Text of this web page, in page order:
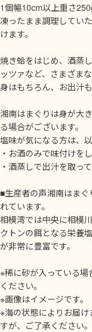
1個幅10cm以上重さ
凍ったまま調理してい
けます。
焼き蛤をはじめ、酒蒸
ッツァなど、さまざま
身はもちろん、お出汁
湘南はまぐりは身が大
る場合がございます。
塩味が気になる方は、
・お酒のみで味付けを
・酒蒸しで出汁を取っ
■生産者の声湘南はま
れています。
相模湾では中央に相模
クトンの餌となる栄養
が非常に豊富です。
※稀に砂が入っている
ください。
※画像はイメージです。
※海の状態によりお届
すが、ご了承ください。